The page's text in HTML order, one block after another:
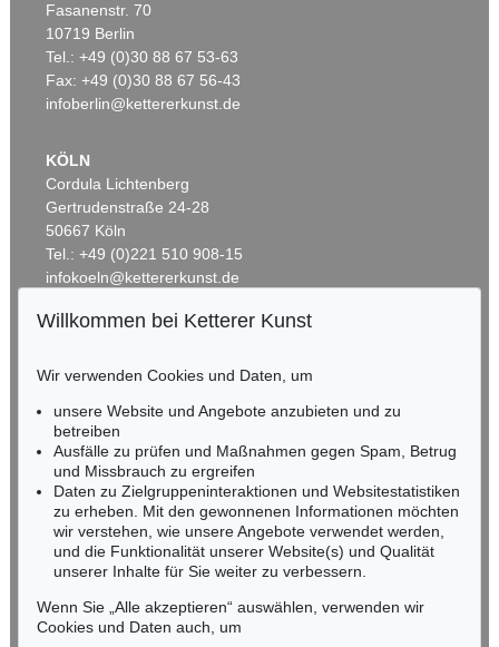
Auktion 437 - Lot 802
WILLI BAUMEISTER
Phantom mit Rot , 1953
Ergebnis:€ 362.500
Auktion 433 - Lot 904
Ergebnis:€ 362.500
Auktion 525 - Lot 220
Ergebnis: € 275.000
Auktion 298 - Lot 301
Fasanenstr. 70
10719 Berlin
Tel.: +49 (0)30 88 67 53-63
Fax: +49 (0)30 88 67 56-43
infoberlin@kettererkunst.de
KÖLN
Cordula Lichtenberg
Gertrudenstraße 24-28
50667 Köln
Tel.: +49 (0)221 510 908-15
infokoeln@kettererkunst.de
RHEINLAND-PFALZ
Miriam Heß
Tel.: +49 (0)62 21 58 80-038
Fax: +49 (0)62 21 58 80-595
infoheidelberg@kettererkunst.de
NORDDEUTSCHLAND
Nico Kassel, M.A.
Tel.: +49 (0)89 55244-164
Mobil: +49 (0)171 8618661
n.kassel@kettererkunst.de
Willkommen bei Ketterer Kunst
Wir verwenden Cookies und Daten, um
unsere Website und Angebote anzubieten und zu
betreiben
Ausfälle zu prüfen und Maßnahmen gegen Spam, Betrug
und Missbrauch zu ergreifen
Daten zu Zielgruppeninteraktionen und Websitestatistiken
zu erheben. Mit den gewonnenen Informationen möchten
wir verstehen, wie unsere Angebote verwendet werden,
und die Funktionalität unserer Website(s) und Qualität
unserer Inhalte für Sie weiter zu verbessern.
Wenn Sie „Alle akzeptieren“ auswählen, verwenden wir
Cookies und Daten auch, um